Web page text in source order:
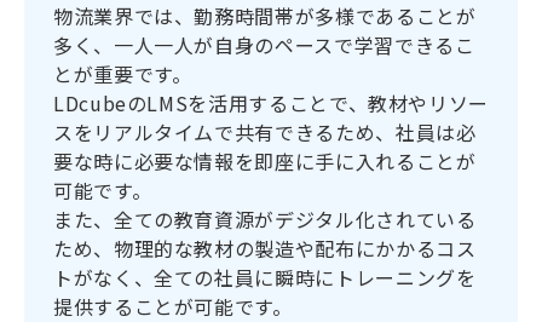
物流業界では、勤務時間帯が多様であることが
多く、一人一人が自身のペースで学習できるこ
とが重要です。
LDcubeのLMSを活用することで、教材やリソー
スをリアルタイムで共有できるため、社員は必
要な時に必要な情報を即座に手に入れることが
可能です。
また、全ての教育資源がデジタル化されている
ため、物理的な教材の製造や配布にかかるコス
トがなく、全ての社員に瞬時にトレーニングを
提供することが可能です。